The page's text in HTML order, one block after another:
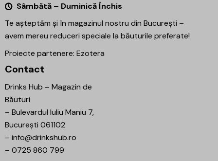
Sâmbătă – Duminică Închis
Te așteptăm și în magazinul nostru din București –
avem mereu reduceri speciale la băuturile preferate!
Proiecte partenere: Ezotera
Contact
Drinks Hub – Magazin de
Băuturi
– Bulevardul Iuliu Maniu 7,
București 061102
– info@drinkshub.ro
– 0725 860 799